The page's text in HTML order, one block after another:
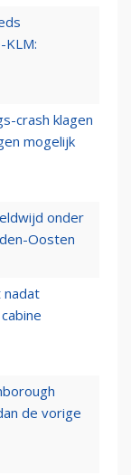
KLM:
crash klagen
mogelijk
onder
Oosten
nadat
de vorige